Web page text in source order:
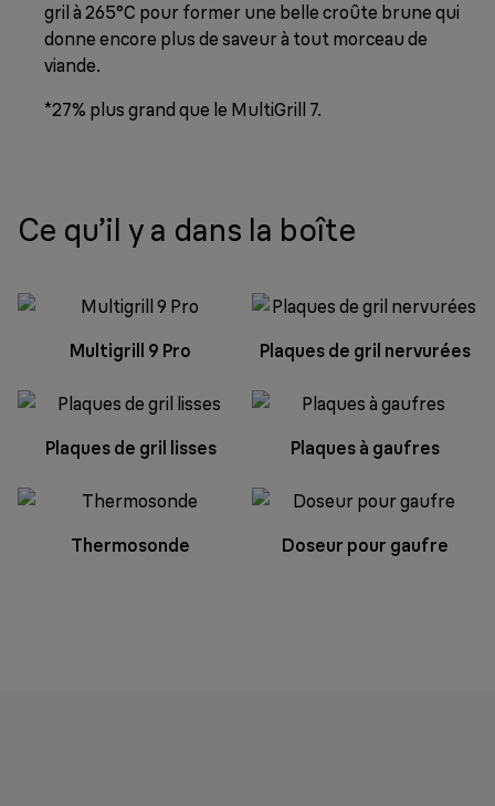
gril à 265°C pour former une belle croûte brune qui
donne encore plus de saveur à tout morceau de
viande.
*27% plus grand que le MultiGrill 7.
Ce qu’il y a dans la boîte
Multigrill 9 Pro Plaques de gril nervurées
Plaques de gril lisses Plaques à gaufres
Thermosonde Doseur pour gaufre